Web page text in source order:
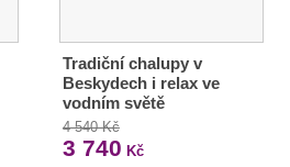
Tradiční chalupy v
Beskydech i relax ve
vodním světě
4 540 Kč
3 740 Kč